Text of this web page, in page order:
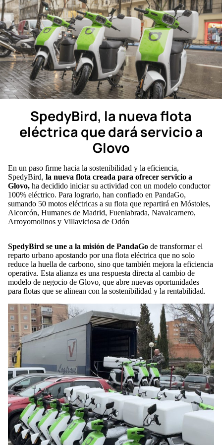
SpedyBird, la nueva flota
eléctrica que dará servicio a
Glovo
En un paso firme hacia la sostenibilidad y la eficiencia,
SpedyBird, la nueva flota creada para ofrecer servicio a
Glovo, ha decidido iniciar su actividad con un modelo conductor
100% eléctrico. Para lograrlo, han confiado en PandaGo,
sumando 50 motos eléctricas a su flota que repartirá en Móstoles,
Alcorcón, Humanes de Madrid, Fuenlabrada, Navalcarnero,
Arroyomolinos y Villaviciosa de Odón
SpedyBird se une a la misión de PandaGo de transformar el
reparto urbano apostando por una flota eléctrica que no solo
reduce la huella de carbono, sino que también mejora la eficiencia
operativa. Esta alianza es una respuesta directa al cambio de
modelo de negocio de Glovo, que abre nuevas oportunidades
para flotas que se alinean con la sostenibilidad y la rentabilidad.